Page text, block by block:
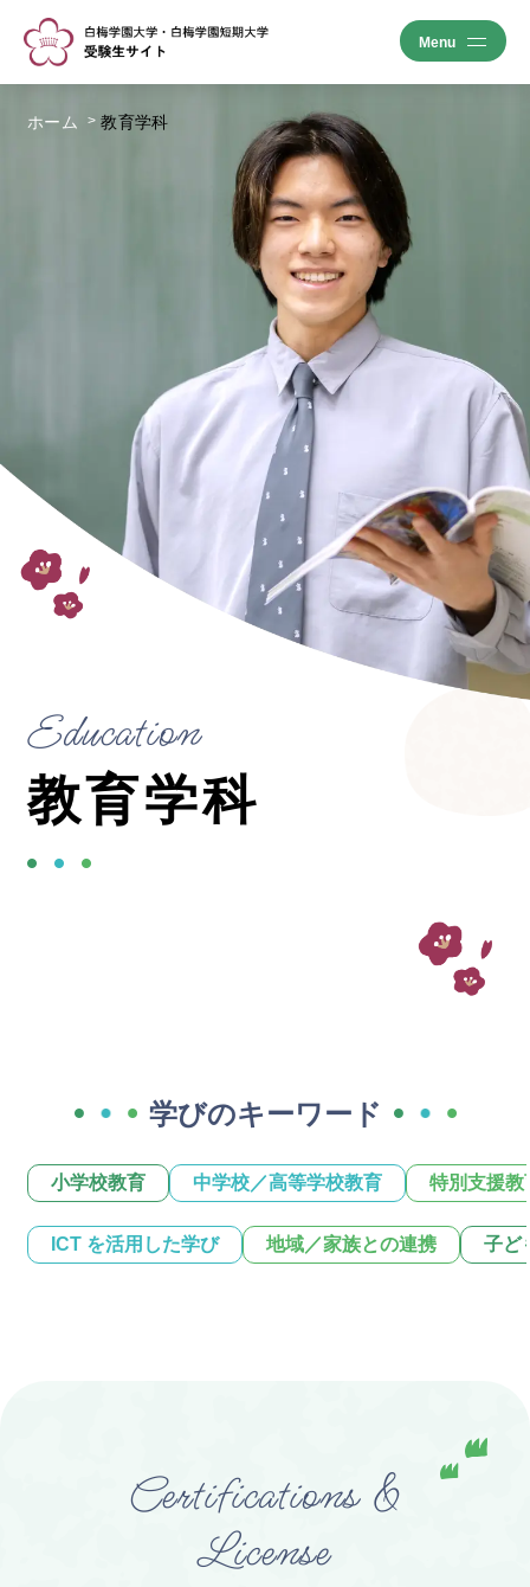
ホーム 教育学科
Education
教育学科
学びのキーワード
小学校教育 中学校／高等学校教育 特別支援教
ICT を活用した学び 地域／家族との連携 子ど
Certifications &
License